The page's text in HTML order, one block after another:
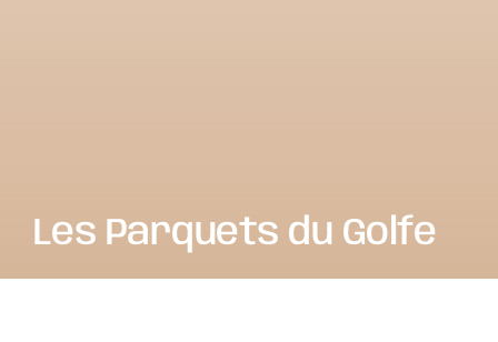
Les Parquets du Golfe